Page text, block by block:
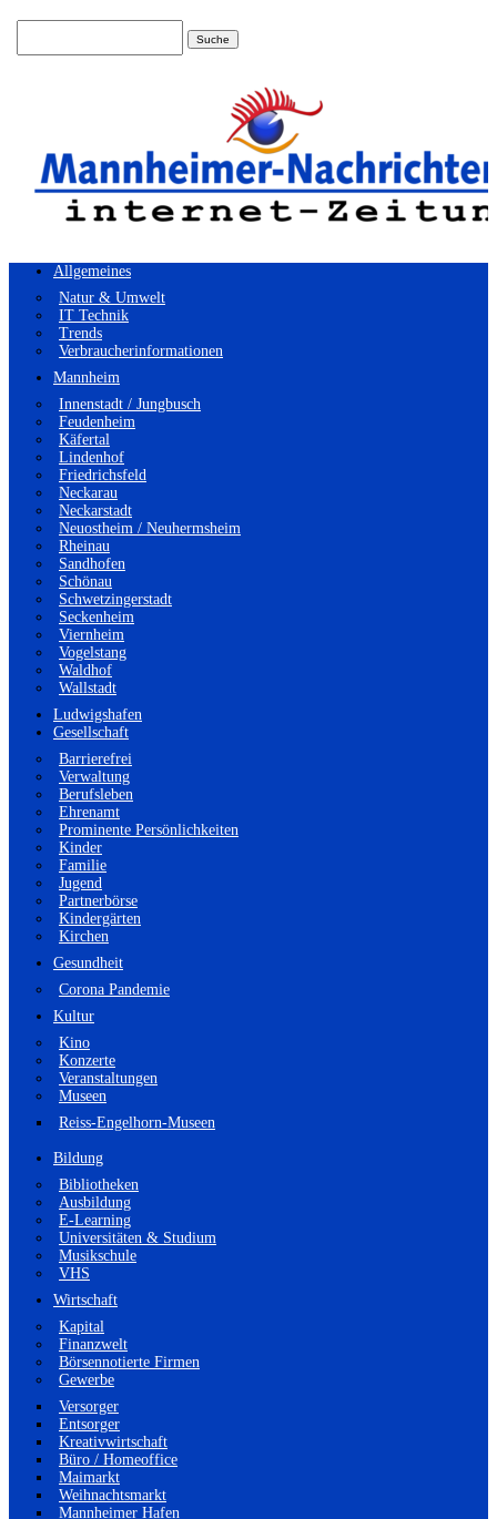
Allgemeines
Natur & Umwelt
IT Technik
Trends
Verbraucherinformationen
Mannheim
Innenstadt / Jungbusch
Feudenheim
Käfertal
Lindenhof
Friedrichsfeld
Neckarau
Neckarstadt
Neuostheim / Neuhermsheim
Rheinau
Sandhofen
Schönau
Schwetzingerstadt
Seckenheim
Viernheim
Vogelstang
Waldhof
Wallstadt
Ludwigshafen
Gesellschaft
Barrierefrei
Verwaltung
Berufsleben
Ehrenamt
Prominente Persönlichkeiten
Kinder
Familie
Jugend
Partnerbörse
Kindergärten
Kirchen
Gesundheit
Corona Pandemie
Kultur
Kino
Konzerte
Veranstaltungen
Museen
Reiss-Engelhorn-Museen
Bildung
Bibliotheken
Ausbildung
E-Learning
Universitäten & Studium
Musikschule
VHS
Wirtschaft
Kapital
Finanzwelt
Börsennotierte Firmen
Gewerbe
Versorger
Entsorger
Kreativwirtschaft
Büro / Homeoffice
Maimarkt
Weihnachtsmarkt
Mannheimer Hafen